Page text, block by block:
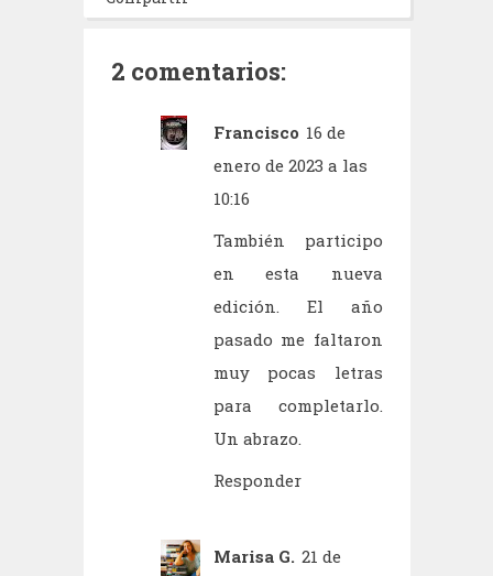
2 comentarios:
Francisco 16 de
enero de 2023 a las
10:16
También participo
en esta nueva
edición. El año
pasado me faltaron
muy pocas letras
para completarlo.
Un abrazo.
Responder
Marisa G. 21 de